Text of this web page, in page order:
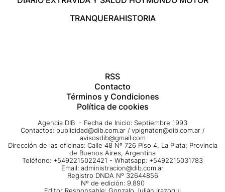
TRANQUERAHISTORIA
RSS
Contacto
Términos y Condiciones
Política de cookies
Agencia DIB - Fecha de Inicio: Septiembre 1993
Contactos: publicidad@dib.com.ar / vpignaton@dib.com.ar /
avisosdib@gmail.com
Dirección de las oficinas: Calle 48 Nº 726 Piso 4, La Plata; Provincia
de Buenos Aires, Argentina
Teléfono: +5492215022421 - Whatsapp: +5492215031783
Email: administracion@dib.com.ar
Registro DNDA Nº 32644856
Nº de edición: 9.890